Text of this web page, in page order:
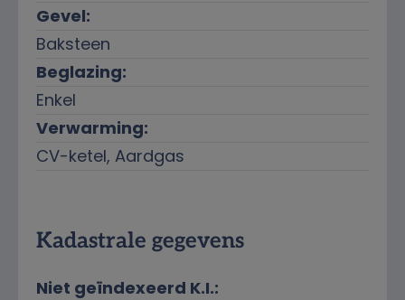
Gevel:
Baksteen
Beglazing:
Enkel
Verwarming:
CV-ketel, Aardgas
Kadastrale gegevens
Niet geïndexeerd K.I.: